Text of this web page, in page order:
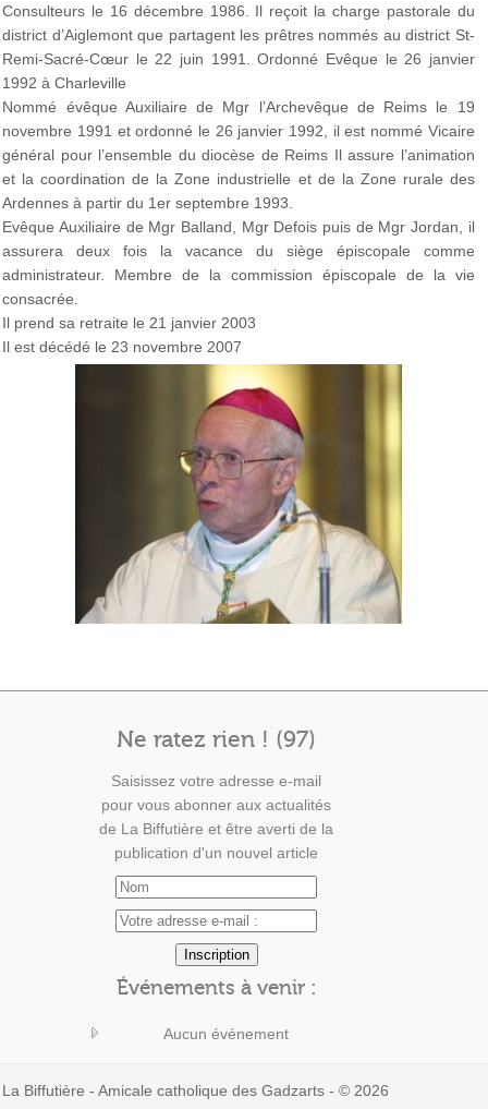
Consulteurs le 16 décembre 1986. Il reçoit la charge pastorale du
district d’Aiglemont que partagent les prêtres nommés au district St-
Remi-Sacré-Cœur le 22 juin 1991. Ordonné Evêque le 26 janvier
1992 à Charleville
Nommé évêque Auxiliaire de Mgr l’Archevêque de Reims le 19
novembre 1991 et ordonné le 26 janvier 1992, il est nommé Vicaire
général pour l’ensemble du diocèse de Reims Il assure l’animation
et la coordination de la Zone industrielle et de la Zone rurale des
Ardennes à partir du 1er septembre 1993.
Evêque Auxiliaire de Mgr Balland, Mgr Defois puis de Mgr Jordan, il
assurera deux fois la vacance du siège épiscopale comme
administrateur. Membre de la commission épiscopale de la vie
consacrée.
Il prend sa retraite le 21 janvier 2003
Il est décédé le 23 novembre 2007
Ne ratez rien ! (97)
Saisissez votre adresse e-mail
pour vous abonner aux actualités
de La Biffutière et être averti de la
publication d'un nouvel article
Événements à venir :
Aucun événement
La Biffutière - Amicale catholique des Gadzarts - © 2026